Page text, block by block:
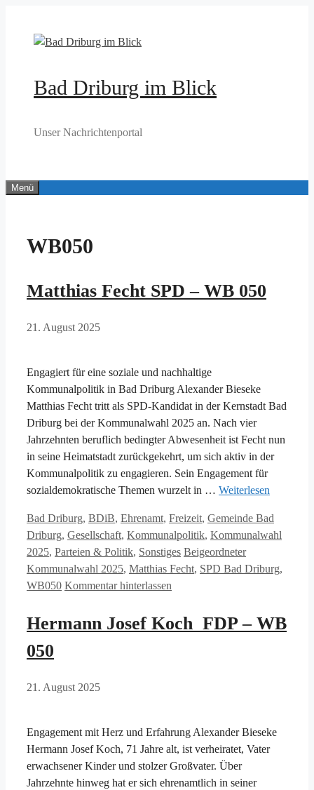
springen
Bad Driburg im Blick
Unser Nachrichtenportal
Menü
WB050
Matthias Fecht SPD – WB 050
21. August 2025
Engagiert für eine soziale und nachhaltige
Kommunalpolitik in Bad Driburg Alexander Bieseke
Matthias Fecht tritt als SPD-Kandidat in der Kernstadt Bad
Driburg bei der Kommunalwahl 2025 an. Nach vier
Jahrzehnten beruflich bedingter Abwesenheit ist Fecht nun
in seine Heimatstadt zurückgekehrt, um sich aktiv in der
Kommunalpolitik zu engagieren. Sein Engagement für
sozialdemokratische Themen wurzelt in … Weiterlesen
Kategorien
Bad Driburg, BDiB, Ehrenamt, Freizeit, Gemeinde Bad
Driburg, Gesellschaft, Kommunalpolitik, Kommunalwahl
2025, Parteien & Politik, Sonstiges Schlagwörter
Beigeordneter
Kommunalwahl 2025, Matthias Fecht, SPD Bad Driburg,
WB050 Kommentar hinterlassen
Hermann Josef Koch FDP – WB
050
21. August 2025
Engagement mit Herz und Erfahrung Alexander Bieseke
Hermann Josef Koch, 71 Jahre alt, ist verheiratet, Vater
erwachsener Kinder und stolzer Großvater. Über
Jahrzehnte hinweg hat er sich ehrenamtlich in seiner